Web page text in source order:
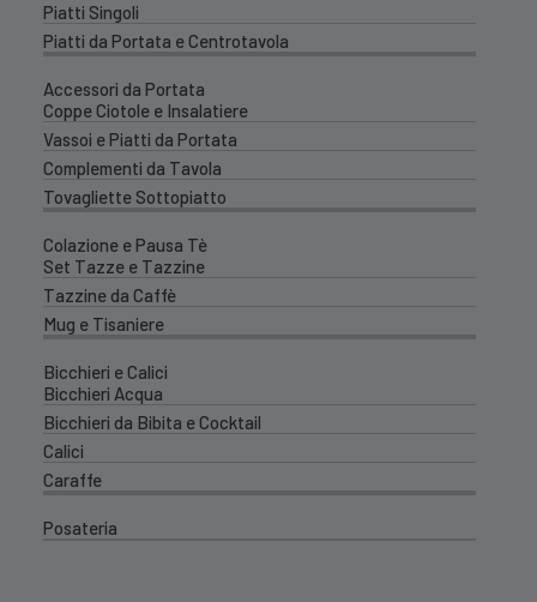
Piatti Singoli
Piatti da Portata e Centrotavola
Accessori da Portata
Coppe Ciotole e Insalatiere
Vassoi e Piatti da Portata
Complementi da Tavola
Tovagliette Sottopiatto
Colazione e Pausa Tè
Set Tazze e Tazzine
Tazzine da Caffè
Mug e Tisaniere
Bicchieri e Calici
Bicchieri Acqua
Bicchieri da Bibita e Cocktail
Calici
Caraffe
Posateria